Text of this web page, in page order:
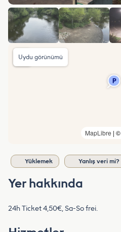
MapLibre | ©
Uydu görünümü
Yüklemek Yanlış veri mi?
Yer hakkında
24h Ticket 4,50€, Sa-So frei.